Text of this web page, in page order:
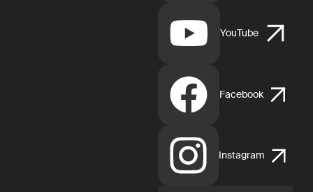
YouTube
Facebook
Instagram